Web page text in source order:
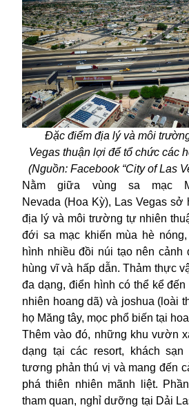
Đặc điểm địa lý và môi
Vegas thuận lợi để tổ chức các
(Nguồn: Facebook “City of Las
Nằm giữa vùng sa mạc
Nevada (Hoa Kỳ), Las Vegas
địa lý và môi trường tự nhiên
đới sa mạc khiến mùa hè
hình nhiều đồi núi tạo nên cảnh
hùng vĩ và hấp dẫn. Thảm thực
đa dạng, điển hình có thể kể
nhiên hoang dã) và joshua (loài
họ Măng tây, mọc phổ biến tại
Thêm vào đó, những khu vườn
dạng tại các resort, khách
tương phản thú vị và mang đến
phá thiên nhiên mãnh liệt.
tham quan, nghỉ dưỡng tại Dải